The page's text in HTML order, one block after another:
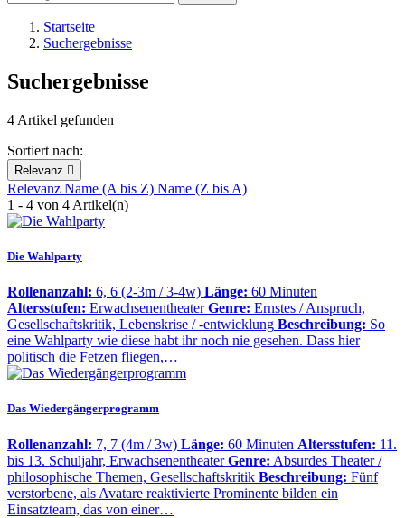
Startseite
Suchergebnisse
Suchergebnisse
4 Artikel gefunden
Sortiert nach:
Relevanz 
Relevanz Name (A bis Z) Name (Z bis A)
1 - 4 von 4 Artikel(n)
Die Wahlparty
Rollenanzahl: 6, 6 (2-3m / 3-4w) Länge: 60 Minuten
Altersstufen: Erwachsenentheater Genre: Ernstes / Anspruch,
Gesellschaftskritik, Lebenskrise / -entwicklung Beschreibung: So
eine Wahlparty wie diese habt ihr noch nie gesehen. Dass hier
politisch die Fetzen fliegen,…
Das Wiedergängerprogramm
Rollenanzahl: 7, 7 (4m / 3w) Länge: 60 Minuten Altersstufen: 11.
bis 13. Schuljahr, Erwachsenentheater Genre: Absurdes Theater /
philosophische Themen, Gesellschaftskritik Beschreibung: Fünf
verstorbene, als Avatare reaktivierte Prominente bilden ein
Einsatzteam, das von einer…